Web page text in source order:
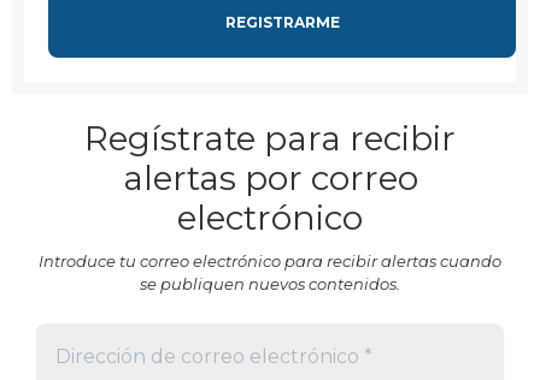
Regístrate para recibir
alertas por correo
electrónico
Introduce tu correo electrónico para recibir alertas cuando
se publiquen nuevos contenidos.